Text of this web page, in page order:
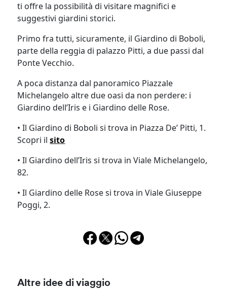
ti offre la possibilità di visitare magnifici e
suggestivi giardini storici.
Primo fra tutti, sicuramente, il Giardino di Boboli,
parte della reggia di palazzo Pitti, a due passi dal
Ponte Vecchio.
A poca distanza dal panoramico Piazzale
Michelangelo altre due oasi da non perdere: i
Giardino dell’Iris e i Giardino delle Rose.
• Il Giardino di Boboli si trova in Piazza De’ Pitti, 1.
Scopri ilsito
• Il Giardino dell’Iris si trova in Viale Michelangelo,
82.
• Il Giardino delle Rose si trova in Viale Giuseppe
Poggi, 2.
Altre idee di viaggio